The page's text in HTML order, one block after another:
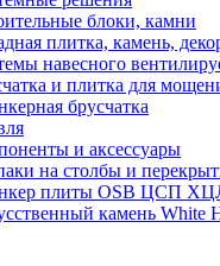
блоки, камни
плитка, камень,
навесного
и плитка для
брусчатка
и аксессуары
на столбы и
плиты OSB ЦСП
камень White